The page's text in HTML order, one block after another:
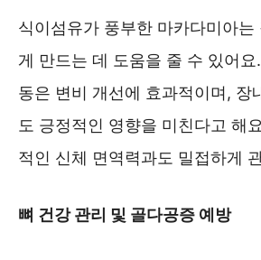
식이섬유가 풍부한 마카다미아
게 만드는 데 도움을 줄 수 있어
동은 변비 개선에 효과적이며, 장
도 긍정적인 영향을 미친다고 해
적인 신체 면역력과도 밀접하게
뼈 건강 관리 및 골다공증 예방